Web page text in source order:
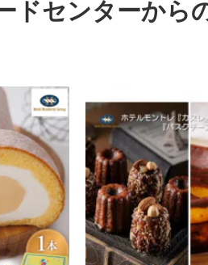
ドセンターから